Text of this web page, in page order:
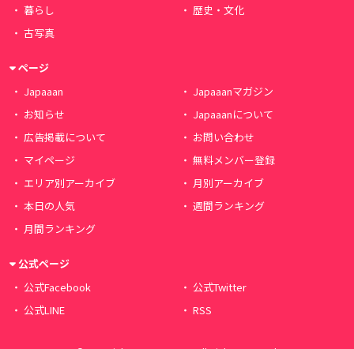
暮らし
歴史・文化
古写真
ページ
Japaaan
Japaaanマガジン
お知らせ
Japaaanについて
広告掲載について
お問い合わせ
マイページ
無料メンバー登録
エリア別アーカイブ
月別アーカイブ
本日の人気
週間ランキング
月間ランキング
公式ページ
公式Facebook
公式Twitter
公式LINE
RSS